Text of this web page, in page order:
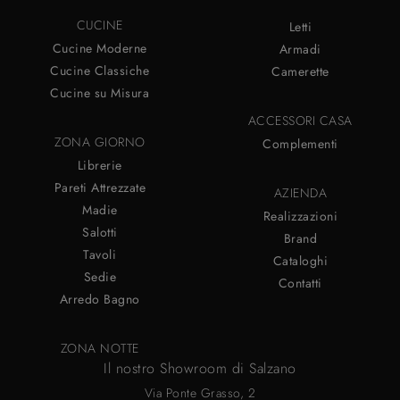
CUCINE
Cucine Moderne
Cucine Classiche
Cucine su Misura
ZONA GIORNO
Librerie
Pareti Attrezzate
Madie
Salotti
Tavoli
Sedie
Arredo Bagno
ZONA NOTTE
Letti
Armadi
Camerette
ACCESSORI CASA
Complementi
AZIENDA
Realizzazioni
Brand
Cataloghi
Contatti
Il nostro Showroom di Salzano
Via Ponte Grasso, 2